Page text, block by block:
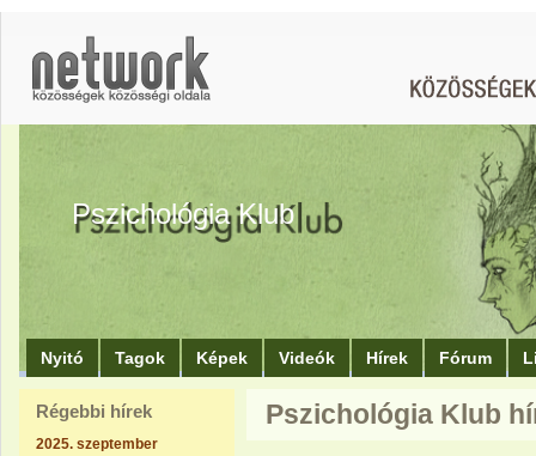
Pszichológia Klub
Nyitó Tagok Képek Videók Hírek Fórum
Régebbi hírek
2025. szeptember
Pszichológia Klub